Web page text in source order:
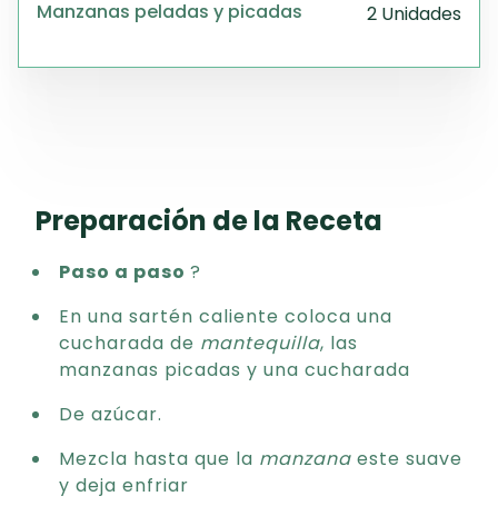
Manzanas peladas y picadas 2 Unidades
Preparación de la Receta
Paso a paso ?
En una sartén caliente coloca una
cucharada de mantequilla, las
manzanas picadas y una cucharada
De azúcar.
Mezcla hasta que la manzana este suave
y deja enfriar